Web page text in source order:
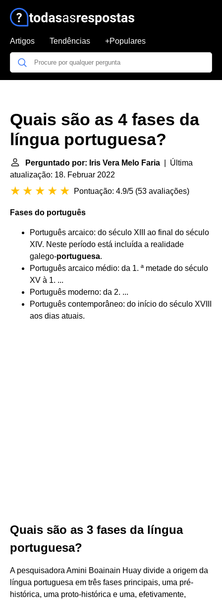
Artigos Tendências +Populares
Quais são as 4 fases da
língua portuguesa?
Perguntado por: Iris Vera Melo Faria | Última
atualização: 18. Februar 2022
Pontuação: 4.9/5 (53 avaliações)
Fases do português
Português arcaico: do século XIII ao final do século
XIV. Neste período está incluída a realidade
galego-portuguesa.
Português arcaico médio: da 1. ª metade do século
XV à 1. ...
Português moderno: da 2. ...
Português contemporâneo: do início do século XVIII
aos dias atuais.
Quais são as 3 fases da língua
portuguesa?
A pesquisadora Amini Boainain Huay divide a origem da
língua portuguesa em três fases principais, uma pré-
histórica, uma proto-histórica e uma, efetivamente,